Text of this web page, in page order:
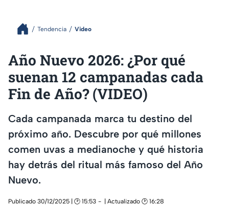
Tendencia Video
Año Nuevo 2026: ¿Por qué
suenan 12 campanadas cada
Fin de Año? (VIDEO)
Cada campanada marca tu destino del
próximo año. Descubre por qué millones
comen uvas a medianoche y qué historia
hay detrás del ritual más famoso del Año
Nuevo.
Publicado 30/12/2025 | 🕑 15:53
| Actualizado 🕑 16:28